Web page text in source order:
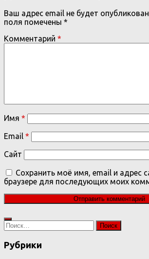
Ваш адрес email не будет
поля помечены *
Комментарий *
Имя *
Email *
Сайт
Сохранить моё имя, email и адрес
браузере для последующих моих
Найти:
Рубрики